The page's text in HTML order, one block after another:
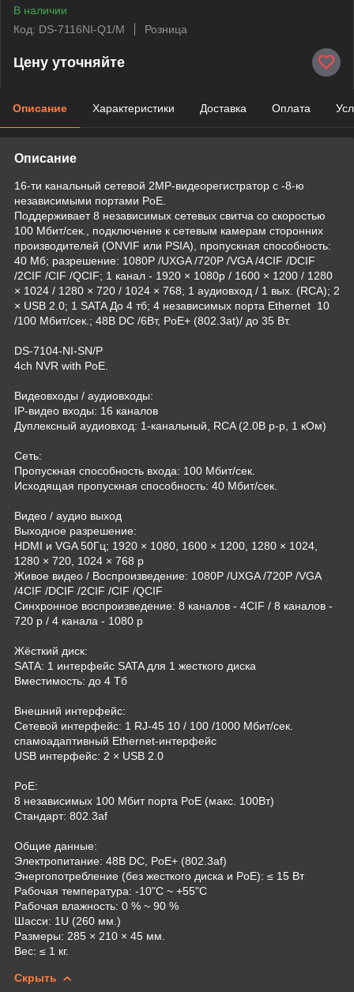
В наличии
Код: DS-7116NI-Q1/M
Розница
Цену уточняйте
Описание Характеристики Доставка Оплата
Описание
16-ти канальный сетевой 2MP-видеорегистратор с -8-ю
независимыми портами PoE.
Поддерживает 8 независимых сетевых свитча со скоростью
100 Мбит/сек., подключение к сетевым камерам сторонних
производителей (ONVIF или PSIA), пропускная способность:
40 Мб; разрешение: 1080P /UXGA /720P /VGA /4CIF /DCIF
/2CIF /CIF /QCIF; 1 канал - 1920 × 1080p / 1600 × 1200 / 1280
× 1024 / 1280 × 720 / 1024 × 768; 1 аудиовход / 1 вых. (RCA); 2
× USB 2.0; 1 SATA До 4 тб; 4 независимых порта Ethernet 10
/100 Мбит/сек.; 48В DC /6Вт, PoE+ (802.3at)/ до 35 Вт.
DS-7104-NI-SN/P
4ch NVR with PoE.
Видеовходы / аудиовходы:
IP-видео входы: 16 каналов
Дуплексный аудиовход: 1-канальный, RCA (2.0В p-p, 1 кОм)
Сеть:
Пропускная способность входа: 100 Мбит/сек.
Исходящая пропускная способность: 40 Мбит/сек.
Видео / аудио выход
Выходное разрешение:
HDMI и VGA 50Гц; 1920 × 1080, 1600 × 1200, 1280 × 1024,
1280 × 720, 1024 × 768 p
Живое видео / Воспроизведение: 1080P /UXGA /720P /VGA
/4CIF /DCIF /2CIF /CIF /QCIF
Синхронное воспроизведение: 8 каналов - 4CIF / 8 каналов -
720 р / 4 канала - 1080 p
Жёсткий диск:
SATA: 1 интерфейс SATA для 1 жесткого диска
Вместимость: до 4 Тб
Внешний интерфейс:
Сетевой интерфейс: 1 RJ-45 10 / 100 /1000 Мбит/сек.
спамоадаптивный Ethernet-интерфейс
USB интерфейс: 2 × USB 2.0
PoE:
8 независимых 100 Мбит порта PoE (макс. 100Вт)
Стандарт: 802.3af
Общие данные:
Электропитание: 48В DC, PoE+ (802.3af)
Энергопотребление (без жесткого диска и PoE): ≤ 15 Вт
Рабочая температура: -10"C ~ +55"C
Рабочая влажность: 0 % ~ 90 %
Шасси: 1U (260 мм.)
Размеры: 285 × 210 × 45 мм.
Вес: ≤ 1 кг.
Скрыть